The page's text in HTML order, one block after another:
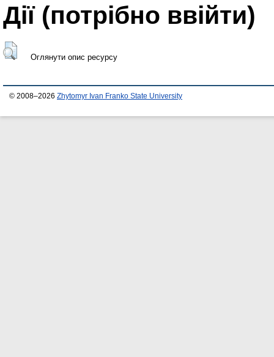
Дії ​​(потрібно ввійти)
Оглянути опис ресурсу
© 2008–2026 Zhytomyr Ivan Franko State University